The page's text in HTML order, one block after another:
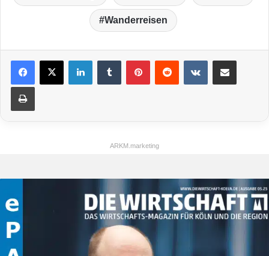
Wanderreisen
ARKM.marketing